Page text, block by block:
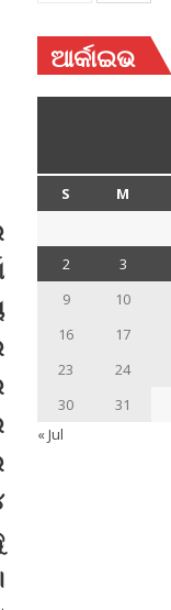
ଆର୍କାଇଭ
S M
2
3
9
10
16
17
23
24
30
31
« Jul